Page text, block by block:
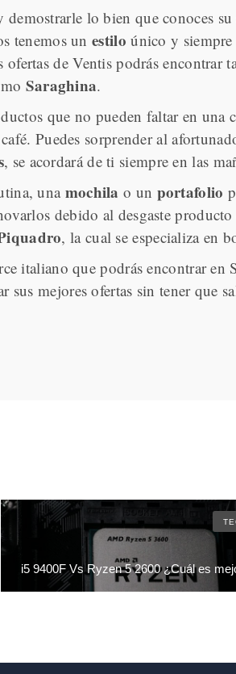
lo bien que conoces
tenemos unestilo único y
ofertas de Ventis podrás encontrar
Saraghina.
que no pueden faltar en una
Puedes sorprender al
, se acordará de ti siempre en las
unamochila o un portafolio
debido al desgaste
, la cual se especializa en
italiano que podrás encontrar en
mejores ofertas sin tener que
i5 9400F Vs Ryzen 5 2600 ¿Cuál es